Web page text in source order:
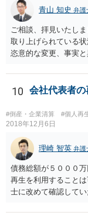
青山 知史 弁護
ご相談、拝見いたし
取り上げられている
恣意的な変更、事実
ためにも、法務局に
申請を行う必要があ
様の公的な身分証や
で、ご注意ください
表印等の取り上げが
ば、警察等に盗難届
ますと、相手方は合
単なる資金提供者ま
した一連の行動は正
場合には、厳正な対
対応が難しい場合に
10 会社代表者
#倒産・企業清算 #個人再
2018年12月6日
理崎 智英 弁護
債務総額が５０００
再生を利用すること
士に改めて確認してい